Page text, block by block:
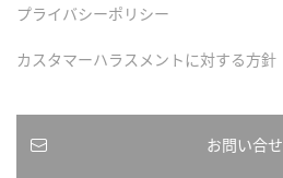
プライバシーポリシー
カスタマーハラスメントに対する方針
お問い合せ